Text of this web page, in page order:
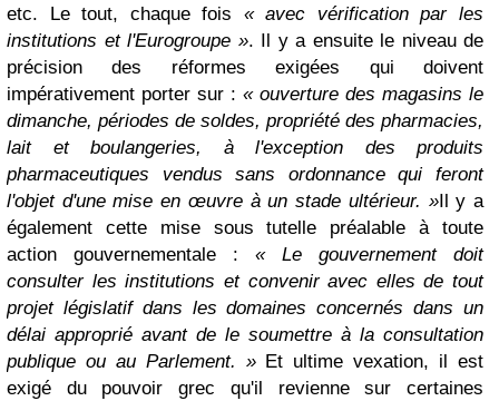
etc. Le tout, chaque fois « avec vérification par les
institutions et l'Eurogroupe ». Il y a ensuite le niveau de
précision des réformes exigées qui doivent
impérativement porter sur : « ouverture des magasins le
dimanche, périodes de soldes, propriété des pharmacies,
lait et boulangeries, à l'exception des produits
pharmaceutiques vendus sans ordonnance qui feront
l'objet d'une mise en œuvre à un stade ultérieur. »Il y a
également cette mise sous tutelle préalable à toute
action gouvernementale : « Le gouvernement doit
consulter les institutions et convenir avec elles de tout
projet législatif dans les domaines concernés dans un
délai approprié avant de le soumettre à la consultation
publique ou au Parlement. »Et ultime vexation, il est
exigé du pouvoir grec qu'il revienne sur certaines